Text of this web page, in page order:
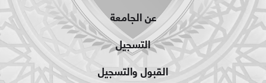
عن الجامعة
التسجيل
القبول والتسجيل